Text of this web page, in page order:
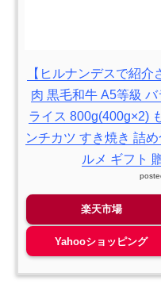
【ヒルナンデスで紹
肉 黒毛和牛 A5等級
ライス 800g(400g×2)
ンチカツ すき焼き 詰
ルメ ギフト
楽天市場
Yahooショッピング